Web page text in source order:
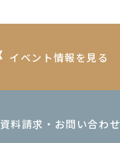
イベント情報を見る
資料請求・お問い合わせ